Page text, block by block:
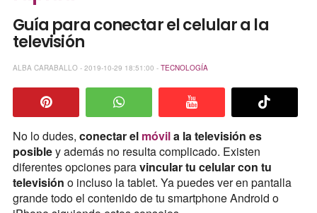
Guía para conectar el celular a la
televisión
ALBA CARABALLO - 2019-10-29 18:51:00 - TECNOLOGÍA
No lo dudes, conectar el móvila la televisión es
posibley además no resulta complicado. Existen
diferentes opciones paravincular tu celular con tu
televisión o incluso la tablet. Ya puedes ver en pantalla
grande todo el contenido de tu smartphone Android o